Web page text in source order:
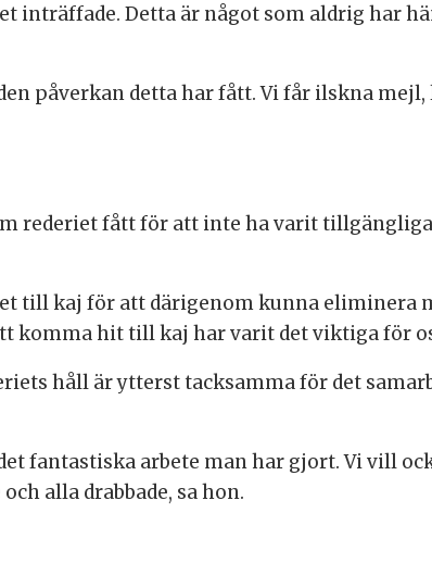
inträffade. Detta är något som aldrig har
påverkan detta har fått. Vi får ilskna
rederiet fått för att inte ha varit
till kaj för att därigenom kunna eliminera
komma hit till kaj har varit det viktiga för
håll är ytterst tacksamma för det
fantastiska arbete man har gjort. Vi vill
alla drabbade, sa hon.